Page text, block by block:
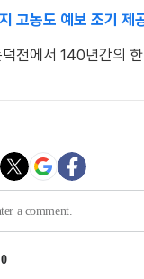
고농도 예보 조기 제
전에서 140년간의